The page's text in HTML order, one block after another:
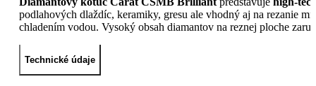
podlahových dlaždíc, keramiky, gresu ale vhodný aj na rezanie
chladením vodou. Vysoký obsah diamantov na reznej ploche
Technické údaje